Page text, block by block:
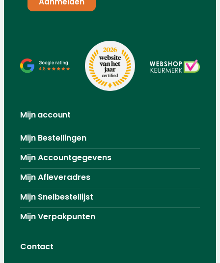
Mijn account
Mijn Bestellingen
Mijn Accountgegevens
Mijn Afleveradres
Mijn Snelbestellijst
Mijn Verpakpunten
Contact